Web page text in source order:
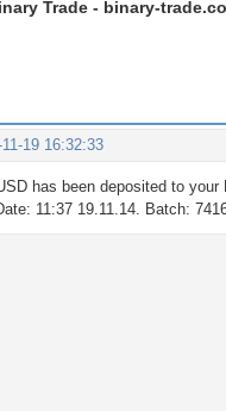
Trade - binary-trade.co
19 16:32:33
has been deposited to
11:37 19.11.14. Batch: